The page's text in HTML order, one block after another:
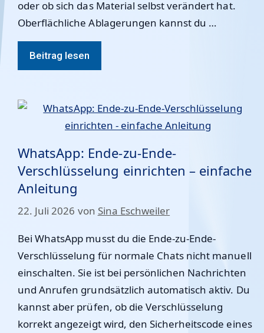
oder ob sich das Material selbst verändert hat.
Oberflächliche Ablagerungen kannst du …
Beitrag lesen
WhatsApp: Ende-zu-Ende-
Verschlüsselung einrichten – einfache
Anleitung
22. Juli 2026 von Sina Eschweiler
Bei WhatsApp musst du die Ende-zu-Ende-
Verschlüsselung für normale Chats nicht manuell
einschalten. Sie ist bei persönlichen Nachrichten
und Anrufen grundsätzlich automatisch aktiv. Du
kannst aber prüfen, ob die Verschlüsselung
korrekt angezeigt wird, den Sicherheitscode eines